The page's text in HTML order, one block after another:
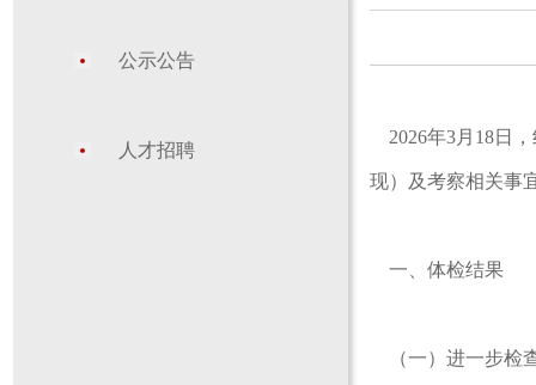
公示公告
人才招聘
2026年3月18日
现）及考察相关事
一、体检结果
（一）进一步检